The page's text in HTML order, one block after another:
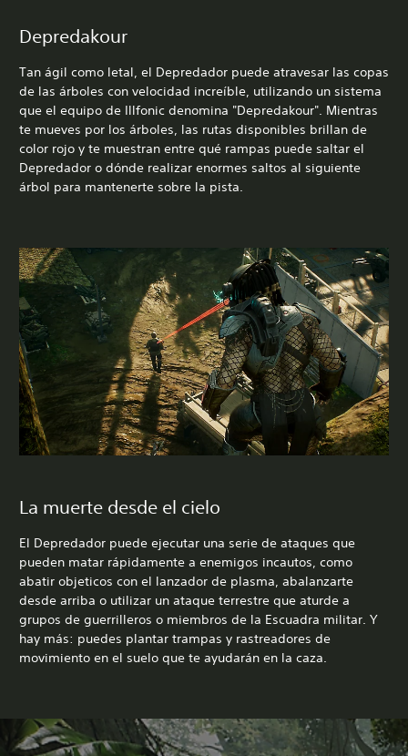
Depredakour
Tan ágil como letal, el Depredador puede atravesar las copas
de las árboles con velocidad increíble, utilizando un sistema
que el equipo de Illfonic denomina "Depredakour". Mientras
te mueves por los árboles, las rutas disponibles brillan de
color rojo y te muestran entre qué rampas puede saltar el
Depredador o dónde realizar enormes saltos al siguiente
árbol para mantenerte sobre la pista.
La muerte desde el cielo
El Depredador puede ejecutar una serie de ataques que
pueden matar rápidamente a enemigos incautos, como
abatir objeticos con el lanzador de plasma, abalanzarte
desde arriba o utilizar un ataque terrestre que aturde a
grupos de guerrilleros o miembros de la Escuadra militar. Y
hay más: puedes plantar trampas y rastreadores de
movimiento en el suelo que te ayudarán en la caza.